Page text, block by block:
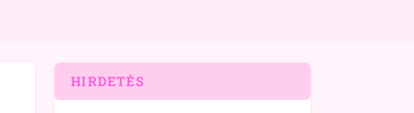
HIRDETÉS